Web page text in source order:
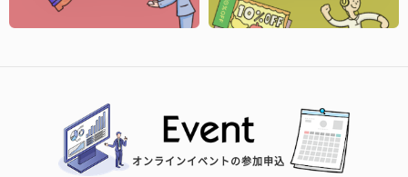
オンラインイベントの参加申込